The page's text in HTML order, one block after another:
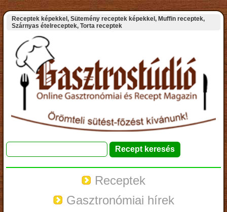
Receptek képekkel, Sütemény receptek képekkel, Muffin receptek,
Szárnyas ételreceptek, Torta receptek
Receptek
Gasztronómiai hírek